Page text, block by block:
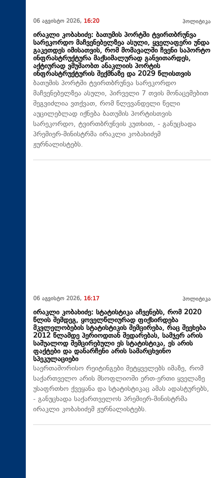
06 აგვისტო 2026, 16:20 პოლიტიკა
ირაკლი კობახიძე: ბათუმის პორტში ტვირთბრუნვა
სარეკორდო მაჩვენებელზეა ასული, ყველაფერი უნდა
გაკეთდეს იმისათვის, რომ მომავალში ჩვენი საპორტო
ინფრასტრუქტურა მაქსიმალურად განვითარდეს,
აქტიურად ვმუშაობთ ანაკლიის პორტის
ინფრასტრუქტურის შექმნაზე და 2029 წლისთვის
ბათუმის პორტში ტვირთბრუნვა სარეკორდო
მაჩვენებელზეა ასული, პირველი 7 თვის მონაცემებით
შეგვიძლია ვთქვათ, რომ წლევანდელი წელი
აუცილებლად იქნება ბათუმის პორტისთვის
სარეკორდო, ტვირთბრუნვის კუთხით, - განუცხადა
პრემიერ-მინისტრმა ირაკლი კობახიძემ
ჟურნალისტებს.
06 აგვისტო 2026, 16:17 პოლიტიკა
ირაკლი კობახიძე: სტატისტიკა აჩვენებს, რომ 2020
წლის შემდეგ, ყოველწლიურად ფიქსირდება
მკვლელობების სტატისტიკის შემცირება, რაც შეეხება
2012 წლამდე პერიოდთან შედარებას, სამჯერ არის
საშუალოდ შემცირებული ეს სტატისტიკა, ეს არის
ფაქტები და დანარჩენი არის სამარცხვინო
სპეკულაციები
საერთაშორისო რეიტინგები მეტყველებს იმაზე, რომ
საქართველო არის მსოფლიოში ერთ-ერთი ყველაზე
უსაფრთხო ქვეყანა და სტატისტიკაც ამას ადასტურებს,
- განუცხადა საქართველოს პრემიერ-მინისტრმა
ირაკლი კობახიძემ ჟურნალისტებს.